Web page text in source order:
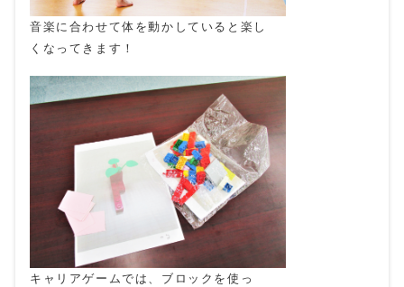
音楽に合わせて体を動かしていると楽し
くなってきます！
キャリアゲームでは、ブロックを使っ